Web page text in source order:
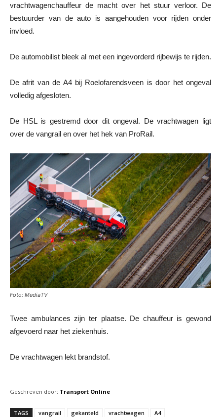
vrachtwagenchauffeur de macht over het stuur verloor. De
bestuurder van de auto is aangehouden voor rijden onder
invloed.
De automobilist bleek al met een ingevorderd rijbewijs te rijden.
De afrit van de A4 bij Roelofarendsveen is door het ongeval
volledig afgesloten.
De HSL is gestremd door dit ongeval. De vrachtwagen ligt
over de vangrail en over het hek van ProRail.
Foto: MediaTV
Twee ambulances zijn ter plaatse. De chauffeur is gewond
afgevoerd naar het ziekenhuis.
De vrachtwagen lekt brandstof.
Geschreven door: Transport Online
TAGS vangrail gekanteld vrachtwagen A4